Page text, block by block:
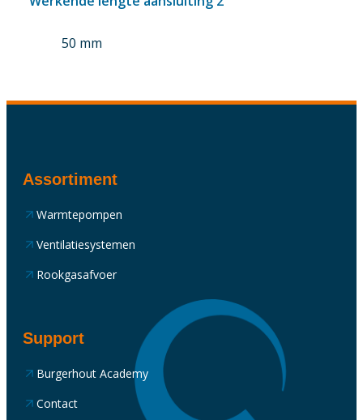
50 mm
Assortiment
Warmtepompen
Ventilatiesystemen
Rookgasafvoer
Support
Burgerhout Academy
Contact